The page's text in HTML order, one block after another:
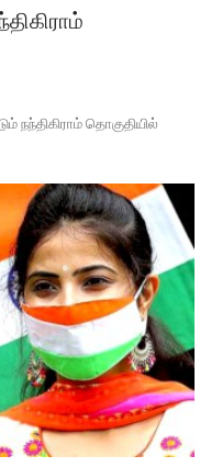
நந்திகிராம் தொகுதியில்